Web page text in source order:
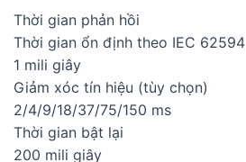
Thời gian phản hồi
Thời gian ổn định theo IEC 62594
1 mili giây
Giảm xóc tín hiệu (tùy chọn)
2/4/9/18/37/75/150 ms
Thời gian bật lại
200 mili giây